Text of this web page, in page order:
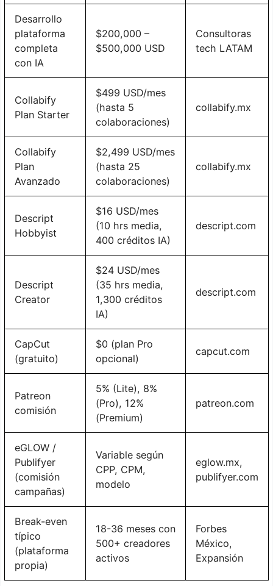
Desarrollo
plataforma
completa
con IA
$200,000 –
$500,000 USD
Consultoras
tech LATAM
Collabify
Plan Starter
$499 USD/mes
(hasta 5
colaboraciones)
collabify.mx
Collabify
Plan
Avanzado
$2,499 USD/mes
(hasta 25
colaboraciones)
collabify.mx
Descript
Hobbyist
$16 USD/mes
(10 hrs media,
400 créditos IA)
descript.com
Descript
Creator
$24 USD/mes
(35 hrs media,
1,300 créditos
IA)
descript.com
CapCut
(gratuito)
$0 (plan Pro
opcional)
capcut.com
Patreon
comisión
5% (Lite), 8%
(Pro), 12%
(Premium)
patreon.com
eGLOW /
Publifyer
(comisión
campañas)
Variable según
CPP, CPM,
modelo
eglow.mx,
publifyer.com
Break-even
típico
(plataforma
propia)
18-36 meses con
500+ creadores
activos
Forbes
México,
Expansión